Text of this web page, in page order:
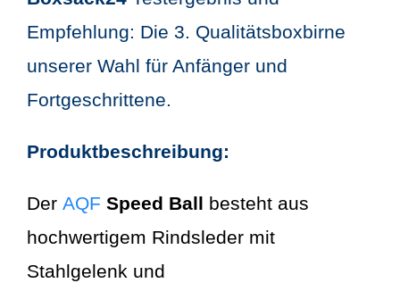
Empfehlung: Die 3. Qualitätsboxbirne
unserer Wahl für Anfänger und
Fortgeschrittene.
Produktbeschreibung:
Der AQF Speed Ball besteht aus
hochwertigem Rindsleder mit
Stahlgelenk und